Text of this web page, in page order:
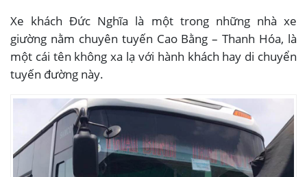
Xe khách Đức Nghĩa là một trong những nhà xe
giường nằm chuyên tuyến Cao Bằng – Thanh Hóa, là
một cái tên không xa lạ với hành khách hay di chuyển
tuyến đường này.